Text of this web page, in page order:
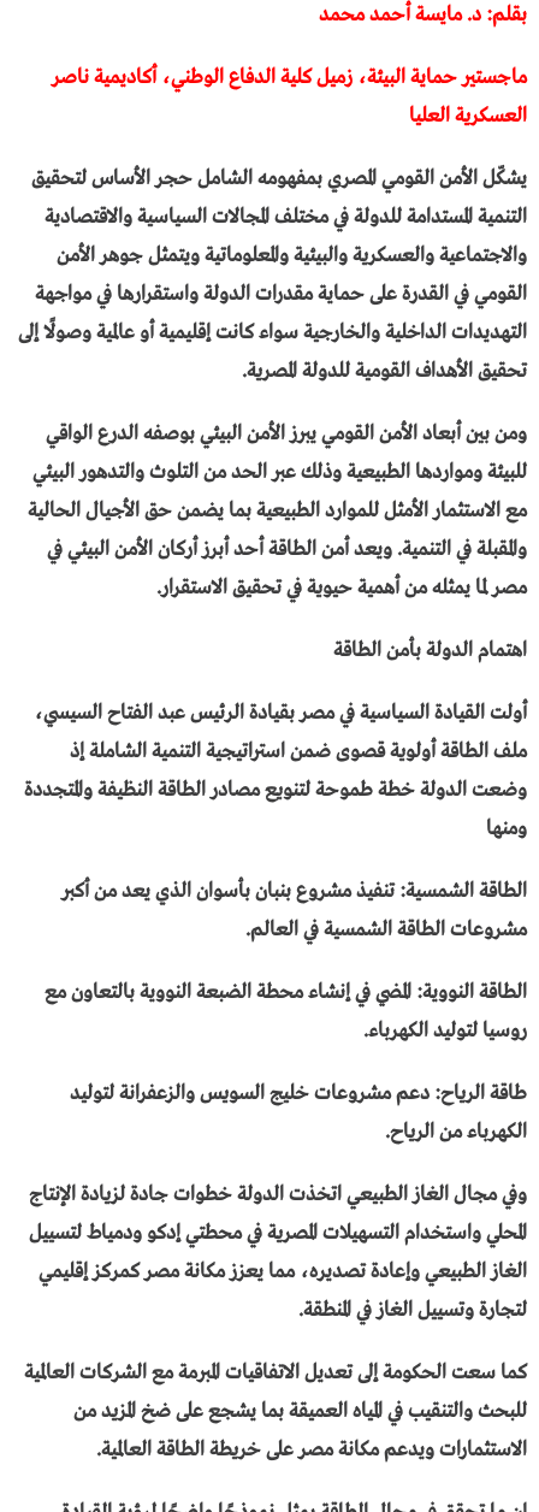
بقلم: د. مايسة أحمد محمد
ماجستير حماية البيئة، زميل كلية الدفاع الوطني، أكاديمية ناصر
العسكرية العليا
يشكّل الأمن القومي المصري بمفهومه الشامل حجر الأساس لتحقيق
التنمية المستدامة للدولة في مختلف المجالات السياسية والاقتصادية
والاجتماعية والعسكرية والبيئية والمعلوماتية ويتمثل جوهر الأمن
القومي في القدرة على حماية مقدرات الدولة واستقرارها في مواجهة
التهديدات الداخلية والخارجية سواء كانت إقليمية أو عالمية وصولًا إلى
تحقيق الأهداف القومية للدولة المصرية.
ومن بين أبعاد الأمن القومي يبرز الأمن البيئي بوصفه الدرع الواقي
للبيئة ومواردها الطبيعية وذلك عبر الحد من التلوث والتدهور البيئي
مع الاستثمار الأمثل للموارد الطبيعية بما يضمن حق الأجيال الحالية
والمقبلة في التنمية. ويعد أمن الطاقة أحد أبرز أركان الأمن البيئي في
مصر لما يمثله من أهمية حيوية في تحقيق الاستقرار.
اهتمام الدولة بأمن الطاقة
أولت القيادة السياسية في مصر بقيادة الرئيس عبد الفتاح السيسي،
ملف الطاقة أولوية قصوى ضمن استراتيجية التنمية الشاملة إذ
وضعت الدولة خطة طموحة لتنويع مصادر الطاقة النظيفة والمتجددة
ومنها
الطاقة الشمسية: تنفيذ مشروع بنبان بأسوان الذي يعد من أكبر
مشروعات الطاقة الشمسية في العالم.
الطاقة النووية: المضي في إنشاء محطة الضبعة النووية بالتعاون مع
روسيا لتوليد الكهرباء.
طاقة الرياح: دعم مشروعات خليج السويس والزعفرانة لتوليد
الكهرباء من الرياح.
وفي مجال الغاز الطبيعي اتخذت الدولة خطوات جادة لزيادة الإنتاج
المحلي واستخدام التسهيلات المصرية في محطتي إدكو ودمياط لتسييل
الغاز الطبيعي وإعادة تصديره، مما يعزز مكانة مصر كمركز إقليمي
لتجارة وتسييل الغاز في المنطقة.
كما سعت الحكومة إلى تعديل الاتفاقيات المبرمة مع الشركات العالمية
للبحث والتنقيب في المياه العميقة بما يشجع على ضخ المزيد من
الاستثمارات ويدعم مكانة مصر على خريطة الطاقة العالمية.